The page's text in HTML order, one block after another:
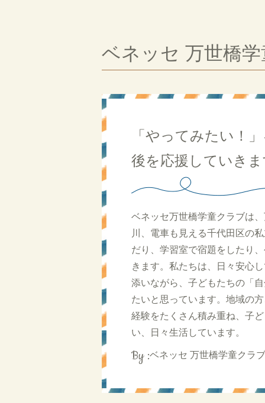
ベネッセ 万世橋
「やってみたい！
後を応援してい
ベネッセ万世橋学童クラブは
川、電車も見える千代田区の
だり、学習室で宿題をしたり
きます。私たちは、日々安心
添いながら、子どもたちの「
たいと思っています。地域の
経験をたくさん積み重ね、子
い、日々生活しています。
By :ベネッセ 万世橋学童クラ